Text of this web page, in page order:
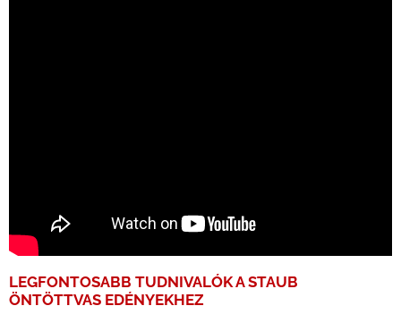
LEGFONTOSABB TUDNIVALÓK ASTAUB
ÖNTÖTTVAS EDÉNYEKHEZ